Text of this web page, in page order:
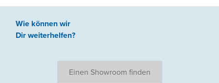
Wie können wir
Dir weiterhelfen?
Einen Showroom finden